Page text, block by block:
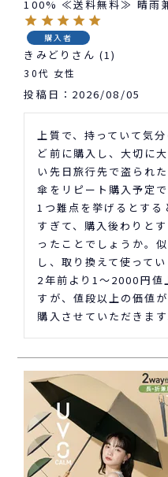
100% ≪送料無料≫ 晴雨
購入者
きみどり 1
30代 女性
投稿日 2026/08/05
上質で、持っていて気
ど前に購入し、大切に
い先日旅行先で盗られ
傘をリピート購入予定で
1つ難点を挙げるとする
すぎて、購入後わりと
ったことでしょうか。
し、取り換えて使ってい
2年前より1〜2000円値
すが、値段以上の価値
購入させていただきます